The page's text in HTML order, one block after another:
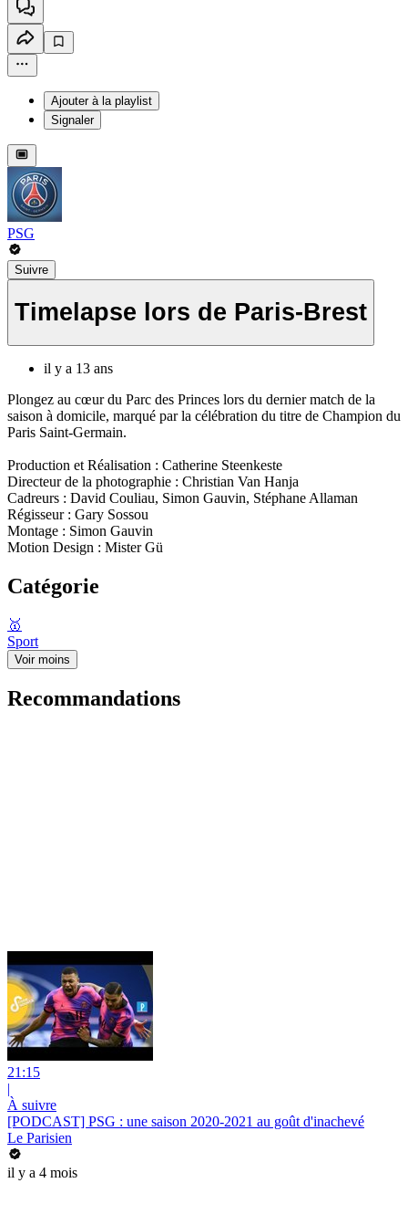
Ajouter à la playlist
Signaler
PSG
Suivre
Timelapse lors de Paris-Brest
il y a 13 ans
Plongez au cœur du Parc des Princes lors du dernier match de la
saison à domicile, marqué par la célébration du titre de Champion du
Paris Saint-Germain.
Production et Réalisation : Catherine Steenkeste
Directeur de la photographie : Christian Van Hanja
Cadreurs : David Couliau, Simon Gauvin, Stéphane Allaman
Régisseur : Gary Sossou
Montage : Simon Gauvin
Motion Design : Mister Gü
Catégorie
🥇
Sport
Voir moins
Recommandations
21:15
|
À suivre
[PODCAST] PSG : une saison 2020-2021 au goût d'inachevé
Le Parisien
il y a 4 mois